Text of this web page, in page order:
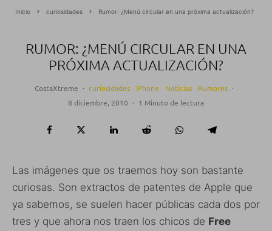
Inicio curiosidades Rumor: ¿Menú circular en una próxima actualización?
RUMOR: ¿MENÚ CIRCULAR EN UNA
PRÓXIMA ACTUALIZACIÓN?
CostaXtreme · curiosidades iPhone Noticias Rumores ·
8 diciembre, 2010 · 1 Minuto de lectura
Las imágenes que os traemos hoy son bastante
curiosas. Son extractos de patentes de Apple que
ya sabemos, se suelen hacer públicas cada dos por
tres y que ahora nos traen los chicos de Free